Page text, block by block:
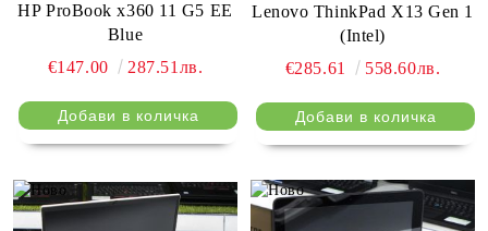
HP ProBook x360 11 G5 EE
Blue
€147.00
287.51лв.
Lenovo ThinkPad X13 Gen 1
(Intel)
€285.61
558.60лв.